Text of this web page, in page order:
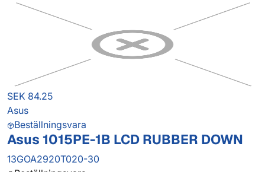
SEK 84.25
Asus
Beställningsvara
Asus 1015PE-1B LCD RUBBER DOWN
13GOA2920T020-30